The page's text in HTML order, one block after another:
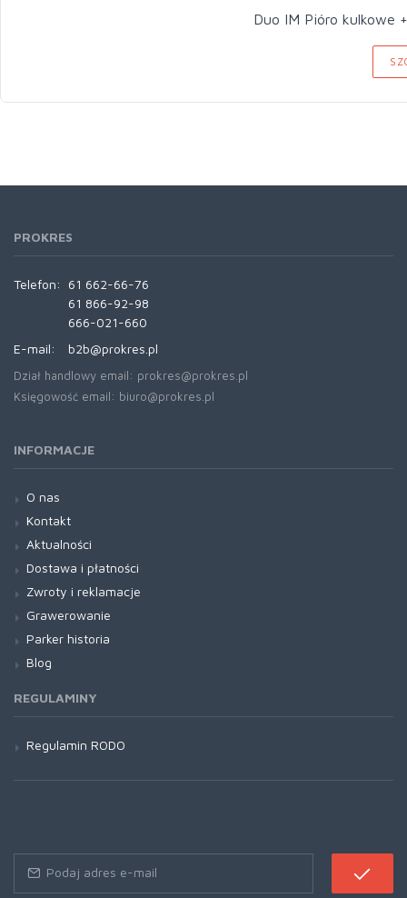
Duo IM Pióro kulkowe
PROKRES
Telefon:
61 662-66-76
61 866-92-98
666-021-660
E-mail:
b2b@prokres.pl
Dział handlowy email: prokres@prokres.pl
Księgowość email: biuro@prokres.pl
INFORMACJE
O nas
Kontakt
Aktualności
Dostawa i płatności
Zwroty i reklamacje
Grawerowanie
Parker historia
Blog
REGULAMINY
Regulamin RODO